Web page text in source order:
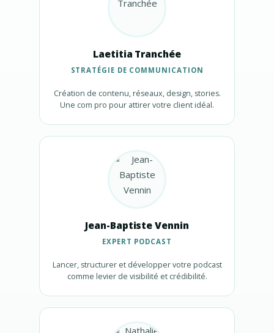
Laetitia Tranchée
STRATÉGIE DE COMMUNICATION
Création de contenu, réseaux, design, stories.
Une com pro pour attirer votre client idéal.
Jean-Baptiste Vennin
EXPERT PODCAST
Lancer, structurer et développer votre podcast
comme levier de visibilité et crédibilité.